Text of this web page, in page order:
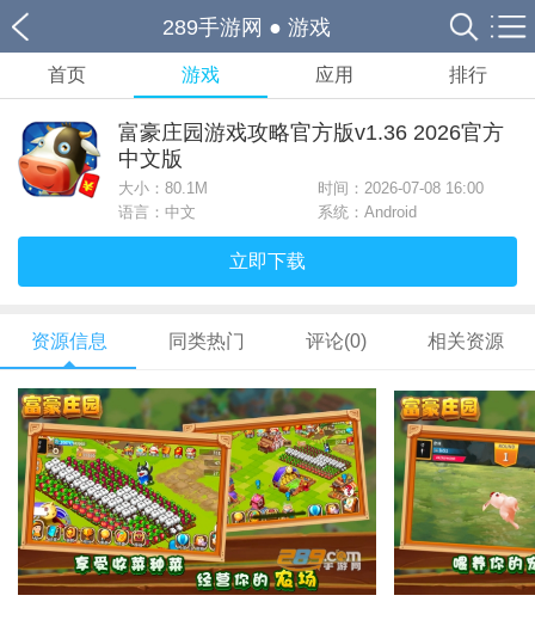
289手游网 ● 游戏
首页 游戏 应用 排行
富豪庄园游戏攻略官方版v1.36 2026官方
中文版
大小： 80.1M
时间：2026-07-08 16:00
语言：中文
系统：Android
立即下载
资源信息 同类热门 评论(0) 相关资源